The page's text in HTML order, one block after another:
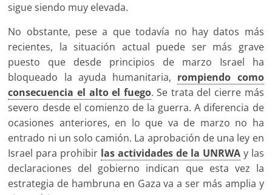
sigue siendo muy elevada.
No obstante, pese a que todavía no hay datos más
recientes, la situación actual puede ser más grave
puesto que desde principios de marzo Israel ha
bloqueado la ayuda humanitaria, rompiendo como
consecuencia el alto el fuego. Se trata del cierre más
severo desde el comienzo de la guerra. A diferencia de
ocasiones anteriores, en lo que va de marzo no ha
entrado ni un solo camión. La aprobación de una ley en
Israel para prohibir las actividades de la UNRWAy las
declaraciones del gobierno indican que esta vez la
estrategia de hambruna en Gaza va a ser más amplia y